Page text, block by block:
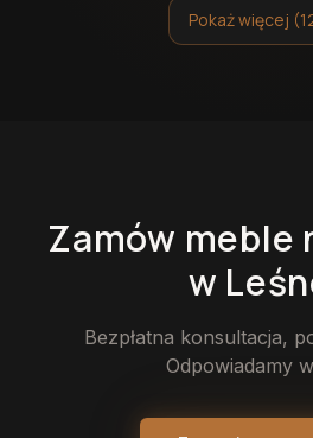
Pokaż więcej
Zamów meble
w
Bezpłatna konsultacja,
Odpowiadamy